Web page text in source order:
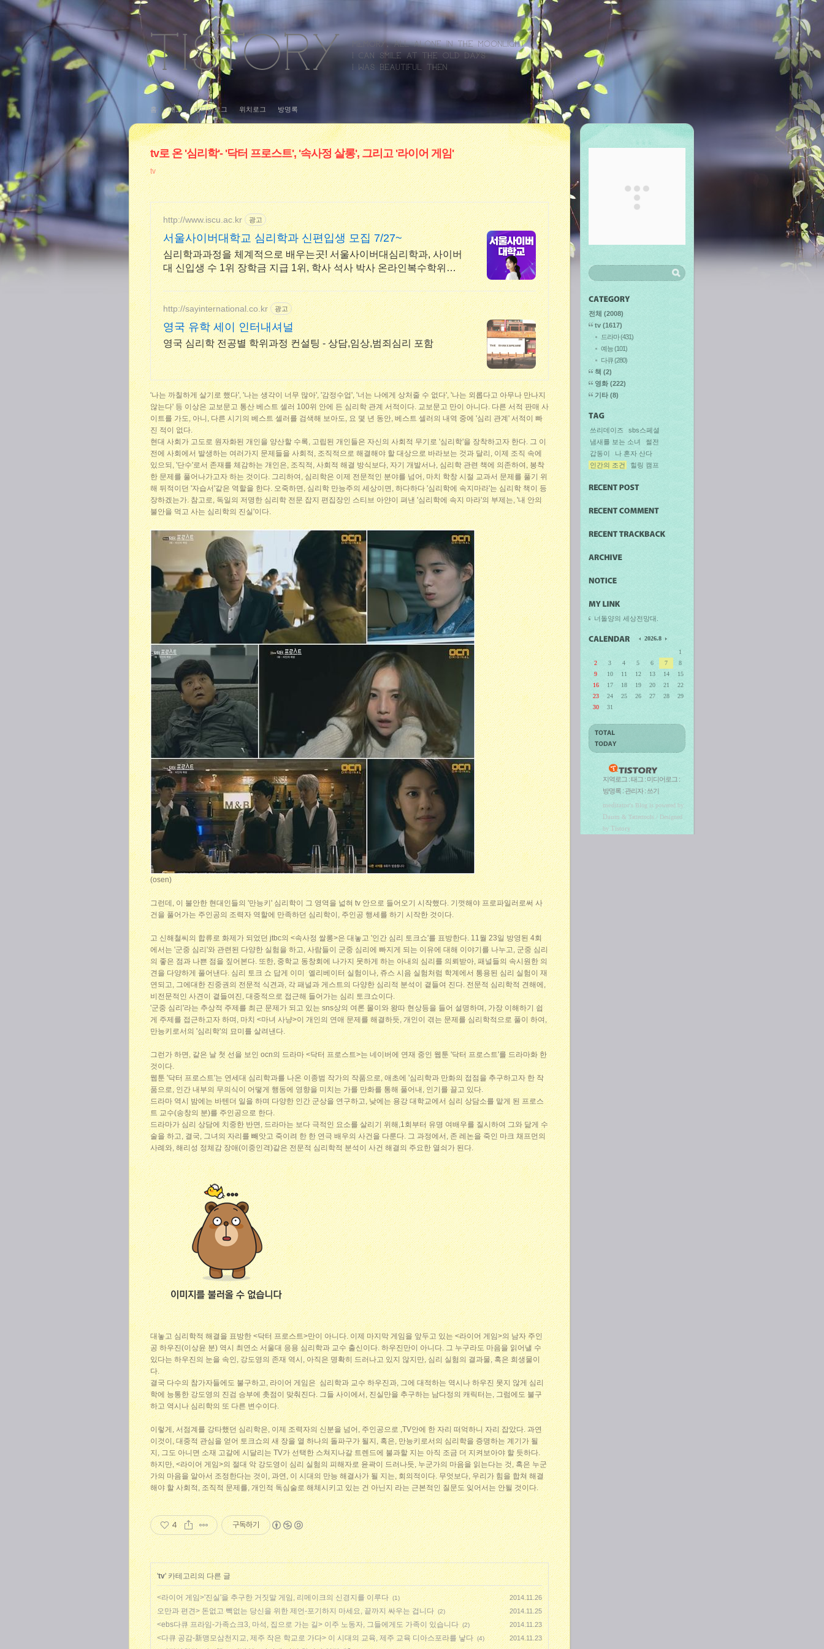
홈 태그 미디어로그 위치로그 방명록
tv로 온 '심리학'- '닥터 프로스트', '속사정 살롱', 그리고 '라이어 게임'
tv
http://www.iscu.ac.kr 광고
서울사이버대학교 심리학과 신편입생 모집 7/27~
심리학과과정을 체계적으로 배우는곳! 서울사이버대심리학과, 사이버
대 신입생 수 1위 장학금 지급 1위, 학사 석사 박사 온라인복수학위까
지
http://sayinternational.co.kr 광고
영국 유학 세이 인터내셔널
영국 심리학 전공별 학위과정 컨설팅 - 상담,임상,범죄심리 포함
'나는 까칠하게 살기로 했다', '나는 생각이 너무 많아', '감정수업', '너는 나에게 상처줄 수 없다', '나는 외롭다고 아무나 만나지
않는다' 등 이상은 교보문고 통산 베스트 셀러 100위 안에 든 심리학 관계 서적이다. 교보문고 만이 아니다. 다른 서적 판매 사
이트를 가도, 아니, 다른 시기의 베스트 셀러를 검색해 보아도, 요 몇 년 동안, 베스트 셀러의 내역 중에 '심리 관계' 서적이 빠
진 적이 없다.
현대 사회가 고도로 원자화된 개인을 양산할 수록, 고립된 개인들은 자신의 사회적 무기로 '심리학'을 장착하고자 한다. 그 이
전에 사회에서 발생하는 여러가지 문제들을 사회적, 조직적으로 해결해야 할 대상으로 바라보는 것과 달리, 이제 조직 속에
있으되, '단수'로서 존재를 체감하는 개인은, 조직적, 사회적 해결 방식보다, 자기 개발서나, 심리학 관련 책에 의존하여, 봉착
한 문제를 풀어나가고자 하는 것이다. 그리하여, 심리학은 이제 전문적인 분야를 넘어, 마치 학창 시절 교과서 문제를 풀기 위
해 뒤적이던 '자습서'같은 역할을 한다. 오죽하면, 심리학 만능주의 세상이면, 하다하다 '심리학에 속지마라'는 심리학 책이 등
장하겠는가. 참고로, 독일의 저명한 심리학 전문 잡지 편집장인 스티브 아얀이 펴낸 '심리학에 속지 마라'의 부제는, '내 안의
불안을 먹고 사는 심리학의 진실'이다.
(osen)
그런데, 이 불안한 현대인들의 '만능키' 심리학이 그 영역을 넓혀 tv 안으로 들어오기 시작했다. 기껏해야 프로파일러로써 사
건을 풀어가는 주인공의 조력자 역할에 만족하던 심리학이, 주인공 행세를 하기 시작한 것이다.
고 신해철씨의 합류로 화제가 되었던 jtbc의 <속사정 쌀롱>은 대놓고 '인간 심리 토크쇼'를 표방한다. 11월 23일 방영된 4회
에서는 '군중 심리'와 관련된 다양한 실험을 하고, 사람들이 군중 심리에 빠지게 되는 이유에 대해 이야기를 나누고, 군중 심리
의 좋은 점과 나쁜 점을 짚어본다. 또한, 중학교 동창회에 나가지 못하게 하는 아내의 심리를 의뢰받아, 패널들의 속시원한 의
견을 다양하게 풀어낸다. 심리 토크 쇼 답게 이미 엘리베이터 실험이나, 쥬스 시음 실험처럼 학계에서 통용된 심리 실험이 재
연되고, 그에대한 진중권의 전문적 식견과, 각 패널과 게스트의 다양한 심리적 분석이 곁들여 진다. 전문적 심리학적 견해에,
비전문적인 사견이 곁들여진, 대중적으로 접근해 들어가는 심리 토크쇼이다.
'군중 심리'라는 추상적 주제를 최근 문제가 되고 있는 sns상의 여론 몰이와 왕따 현상등을 들어 설명하며, 가장 이해하기 쉽
게 주제를 접근하고자 하며, 마치 <마녀 사냥>이 개인의 연애 문제를 해결하듯, 개인이 겪는 문제를 심리학적으로 풀이 하여,
만능키로서의 '심리학'의 묘미를 살려낸다.
그런가 하면, 같은 날 첫 선을 보인 ocn의 드라마 <닥터 프로스트>는 네이버에 연재 중인 웹툰 '닥터 프로스트'를 드라마화 한
것이다.
웹툰 '닥터 프로스트'는 연세대 심리학과를 나온 이종범 작가의 작품으로, 애초에 '심리학과 만화의 접점을 추구하고자 한 작
품으로, 인간 내부의 무의식이 어떻게 행동에 영향을 미치는 가를 만화를 통해 풀어내, 인기를 끌고 있다.
드라마 역시 밤에는 바텐더 일을 하며 다양한 인간 군상을 연구하고, 낮에는 용강 대학교에서 심리 상담소를 맡게 된 프로스
트 교수(송창의 분)를 주인공으로 한다.
드라마가 심리 상담에 치중한 반면, 드라마는 보다 극적인 요소를 살리기 위해,1회부터 유명 여배우를 질시하여 그와 닮게 수
술을 하고, 결국, 그녀의 자리를 빼앗고 죽이려 한 한 연극 배우의 사건을 다룬다. 그 과정에서, 존 레논을 죽인 마크 채프먼의
사례와, 해리성 정체감 장애(이중인격)같은 전문적 심리학적 분석이 사건 해결의 주요한 열쇠가 된다.
대놓고 심리학적 해결을 표방한 <닥터 프로스트>만이 아니다. 이제 마지막 게임을 앞두고 있는 <라이어 게임>의 남자 주인
공 하우진(이상윤 분) 역시 최연소 서울대 응용 심리학과 교수 출신이다. 하우진만이 아니다. 그 누구라도 마음을 읽어낼 수
있다는 하우진의 눈을 속인, 강도영의 존재 역시, 아직은 명확히 드러나고 있지 않지만, 심리 실험의 결과물, 혹은 희생물이
다.
결국 다수의 참가자들에도 불구하고, 라이어 게임은 심리학과 교수 하우진과, 그에 대적하는 역시나 하우진 못지 않게 심리
학에 능통한 강도영의 진검 승부에 촛점이 맞춰진다. 그들 사이에서, 진실만을 추구하는 남다정의 캐릭터는, 그럼에도 불구
하고 역시나 심리학의 또 다른 변수이다.
이렇게, 서점계를 강타했던 심리학은, 이제 조력자의 신분을 넘어, 주인공으로 ,TV안에 한 자리 떠억하니 자리 잡았다. 과연
이것이, 대중적 관심을 얻어 토크쇼의 새 장을 열 하나의 돌파구가 될지, 혹은, 만능키로서의 심리학을 증명하는 계기가 될
지, 그도 아니면 소재 고갈에 시달리는 TV가 선택한 스쳐지나갈 트렌드에 불과할 지는 아직 조금 더 지켜보아야 할 듯하다.
하지만, <라이어 게임>의 절대 악 강도영이 심리 실험의 피해자로 윤곽이 드러나듯, 누군가의 마음을 읽는다는 것, 혹은 누군
가의 마음을 알아서 조정한다는 것이, 과연, 이 시대의 만능 해결사가 될 지는, 회의적이다. 무엇보다, 우리가 힘을 합쳐 해결
해야 할 사회적, 조직적 문제를, 개인적 독심술로 해체시키고 있는 건 아닌지 라는 근본적인 질문도 잊어서는 안될 것이다.
4 구독하기
'tv' 카테고리의 다른 글
<라이어 게임>'진실'을 추구한 거짓말 게임, 리메이크의 신경지를 이루다 (1) 2014.11.26
오만과 편견> 돈없고 빽없는 당신을 위한 제언-포기하지 마세요, 끝까지 싸우는 겁니다 (2) 2014.11.25
<ebs다큐 프라임-가족쇼크3, 마석, 집으로 가는 길> 이주 노동자, 그들에게도 가족이 있습니다 (2) 2014.11.23
<다큐 공감-新맹모삼천지교, 제주 작은 학교로 가다> 이 시대의 교육, 제주 교육 디아스포라를 낳다 (4) 2014.11.23
전체 (2008)
tv (1617)
드라마(431)
예능(101)
다큐(280)
책 (2)
영화(222)
기타 (8)
쓰리데이즈
sbs스페셜
냄새를 보는 소녀
썰전
갑동이
나 혼자 산다
인간의 조건
힐링 캠프
너돌양의 세상전망대.
2026.8
1
2
3 4 5 6 7
8
9
10 11 12 13 14
15
16
17 18 19 20 21
22
23
24 25 26 27 28
29
30
31
지역로그 :태그 : 미디어로그 :
방명록 :관리자: 쓰기
meditator's Blog is powered by
Daum & Tattertools / Designed
by Tistory